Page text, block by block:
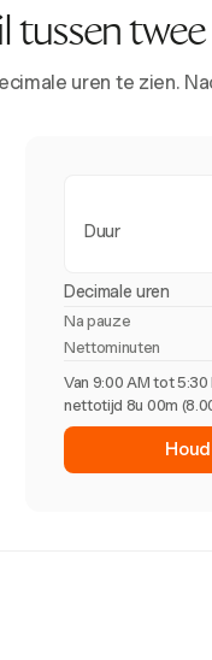
tussen
uren te zien.
Duur
Decimale uren
Na pauze
Nettominuten
Van 9:00 AM tot
nettotijd 8u 00m